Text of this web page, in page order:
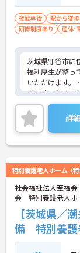
夜勤専従 駅から徒
研修制度あり
産休･
茨城県守谷市に
福利厚生が整っ
いただけます。
ご興味のある方
い。
詳
特別養護老人ホーム（特
社会福祉法人至福
会 特別養護老人ホ
【茨城県／
備 特別養護